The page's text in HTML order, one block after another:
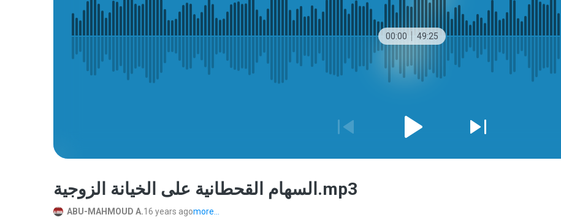
00:00 49:25
السهام القحطانية على الخيانة الزوجية.mp3
ABU-MAHMOUD A.16 years agomore...